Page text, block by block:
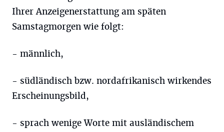
Ihrer Anzeigenerstattung am späten
Samstagmorgen wie folgt:
- männlich,
- südländisch bzw. nordafrikanisch wirkendes
Erscheinungsbild,
- sprach wenige Worte mit ausländischem